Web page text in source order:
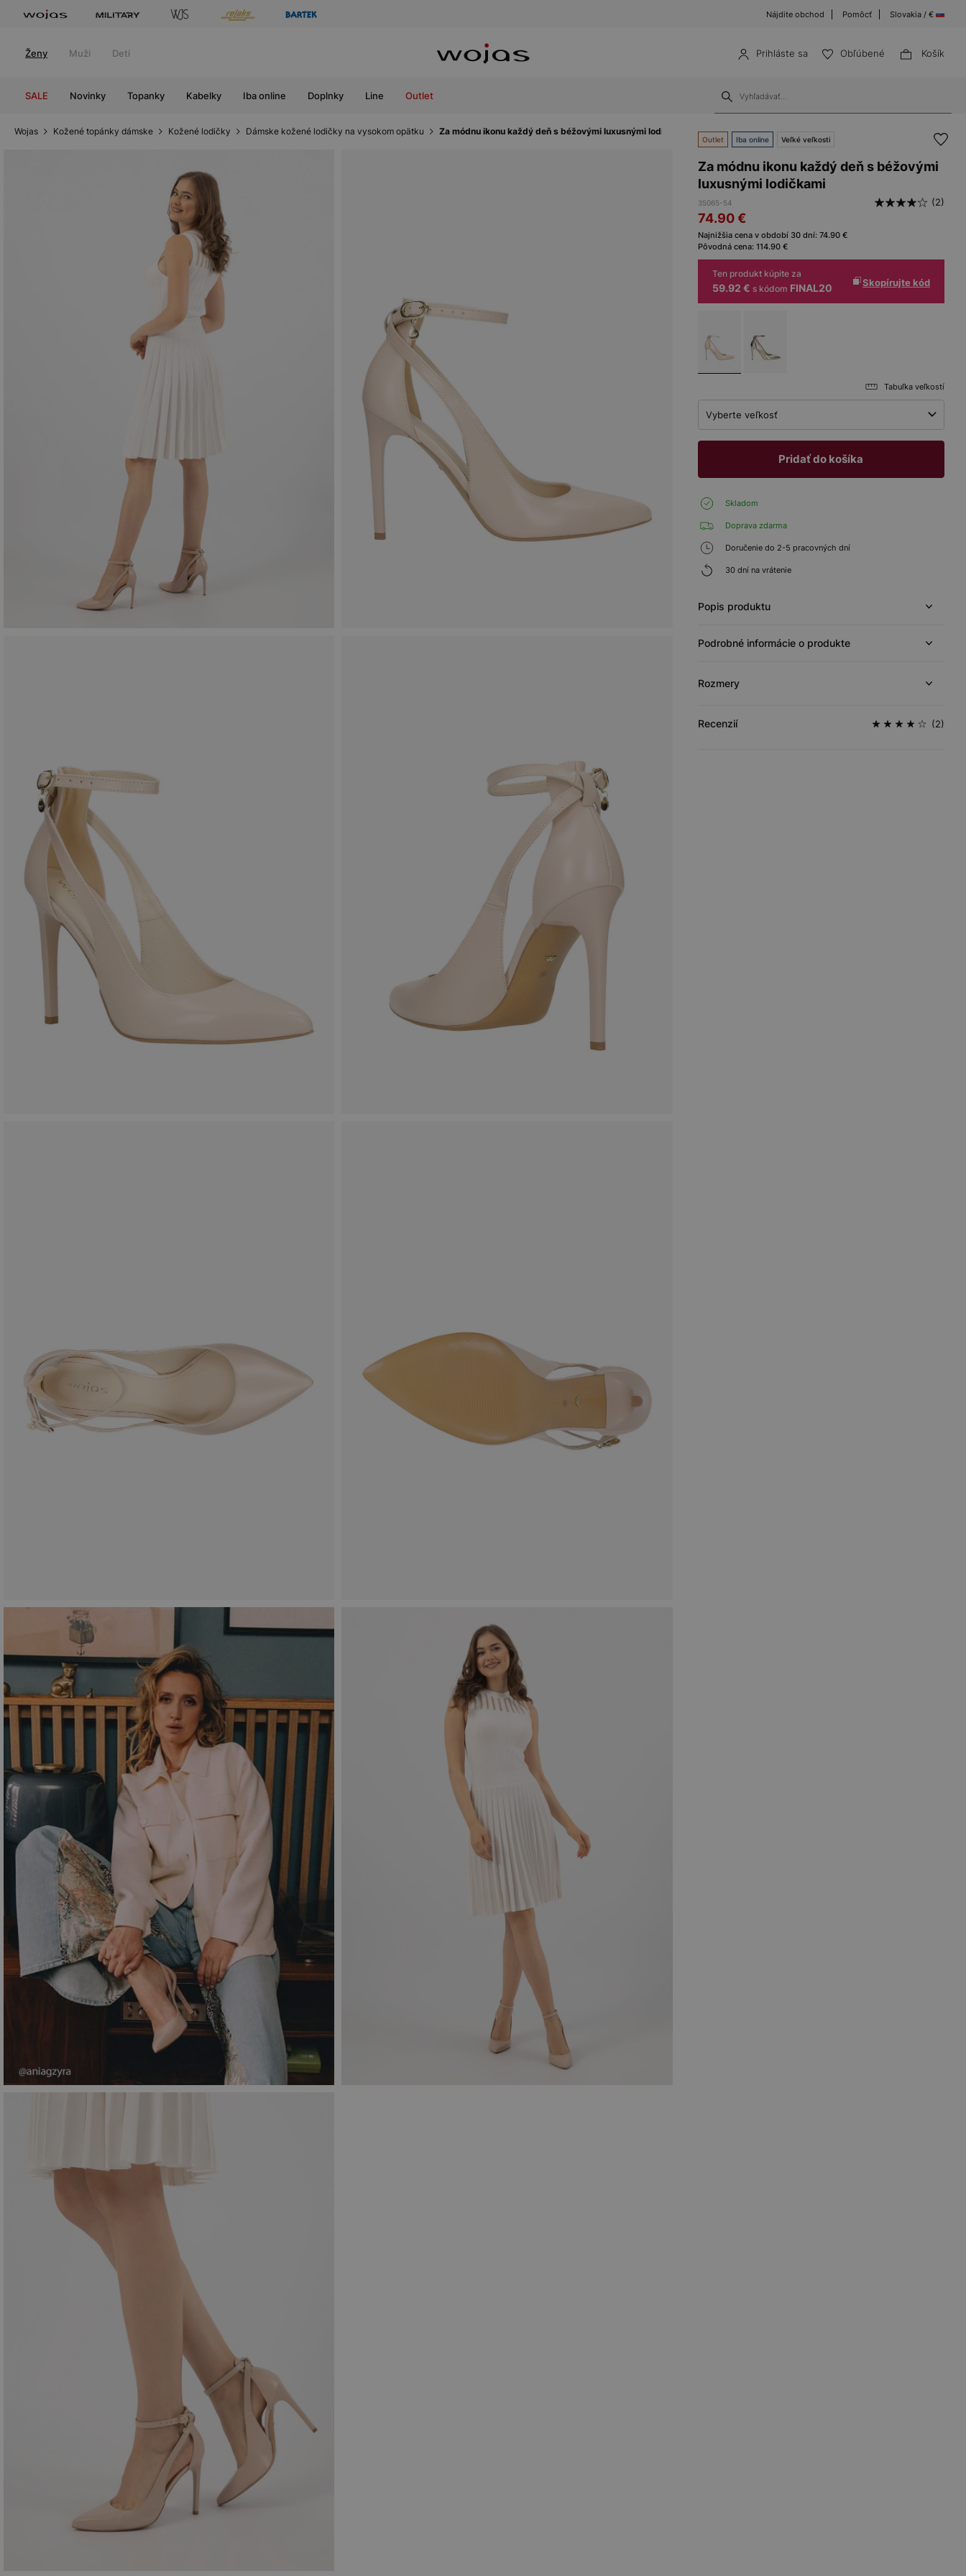
Nájdite obchod Pomôcť Slovakia / €
Ženy Muži Deti Prihláste sa Obľúbené Košík
SALE Novinky Topanky Kabelky Iba online Doplnky Line Outlet
Wojas Kožené topánky dámske Kožené lodičky Dámske kožené lodičky na vysokom opätku Za módnu ikonu každý deň s béžovými luxusnými lodičkami 35065-54
Outlet Iba online Veľké veľkosti
Za módnu ikonu každý deň s béžovými
luxusnými lodičkami
35065-54 (2)
74.90€
Najnižšia cena v období 30 dní: 74.90€
Pôvodná cena: 114.90€
Ten produkt kúpite za
59.92 € s kódom FINAL20 Skopírujte kód
Tabuľka veľkostí
Vyberte veľkosť
Pridať do košíka
Skladom
Doprava zdarma
Doručenie do 2-5 pracovných dní
30 dní na vrátenie
Popis produktu
Podrobné informácie o produkte
Rozmery
Recenzií (2)